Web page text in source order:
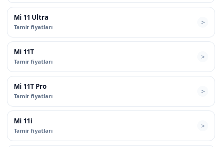
Mi 11 Ultra
Tamir fiyatları
Mi 11T
Tamir fiyatları
Mi 11T Pro
Tamir fiyatları
Mi 11i
Tamir fiyatları